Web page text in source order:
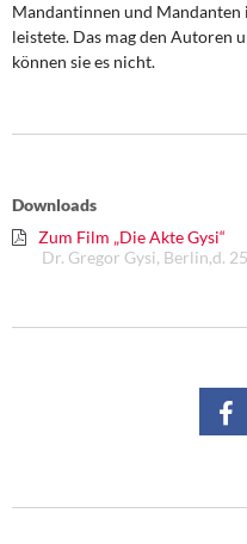
Mandantinnen und
leistete. Das mag den Autoren
können sie es nicht.
Downloads
Zum Film „Die Akte Gysi“
Dr. Gregor Gysi, Berlin,d.